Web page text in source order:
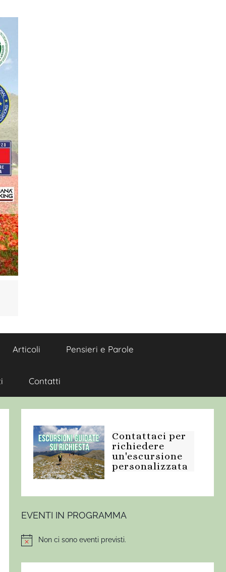
Articoli Pensieri e Parole
Contatti
Contattaci per
richiedere
un'escursione
personalizzata
EVENTI IN PROGRAMMA
NoticeNon ci sono eventi previsti.